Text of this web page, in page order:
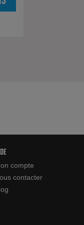
compte
contacter